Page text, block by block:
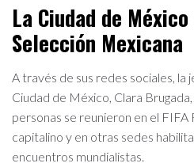
La Ciudad de
Selección Mexicana
A través de sus redes sociales, la
Ciudad de México, Clara
personas se reunieron en el FIFA
capitalino y en otras sedes
encuentros mundialistas.